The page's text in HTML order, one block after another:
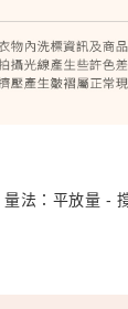
法：平放量 -